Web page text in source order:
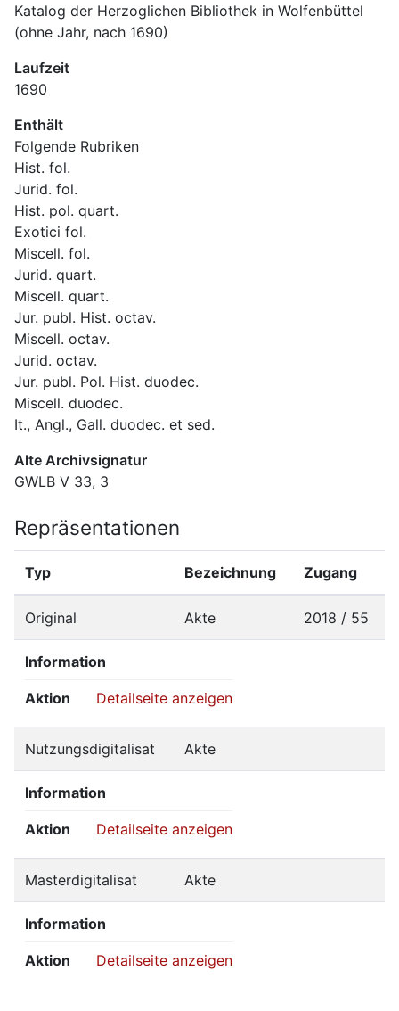
Katalog der Herzoglichen Bibliothek in Wolfenbüttel
(ohne Jahr, nach 1690)
Laufzeit
1690
Enthält
Folgende Rubriken
Hist. fol.
Jurid. fol.
Hist. pol. quart.
Exotici fol.
Miscell. fol.
Jurid. quart.
Miscell. quart.
Jur. publ. Hist. octav.
Miscell. octav.
Jurid. octav.
Jur. publ. Pol. Hist. duodec.
Miscell. duodec.
It., Angl., Gall. duodec. et sed.
Alte Archivsignatur
GWLB V 33, 3
Repräsentationen
Typ Bezeichnung Zugang
Original Akte 2018 / 55
Information
Aktion Detailseite anzeigen
Nutzungsdigitalisat Akte
Information
Aktion Detailseite anzeigen
Masterdigitalisat Akte
Information
Aktion Detailseite anzeigen